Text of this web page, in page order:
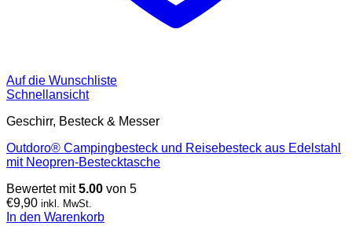
Auf die Wunschliste
Schnellansicht
Geschirr, Besteck & Messer
Outdoro® Campingbesteck und Reisebesteck aus Edelstahl
mit Neopren-Bestecktasche
Bewertet mit5.00 von 5
€9,90 inkl. MwSt.
In den Warenkorb